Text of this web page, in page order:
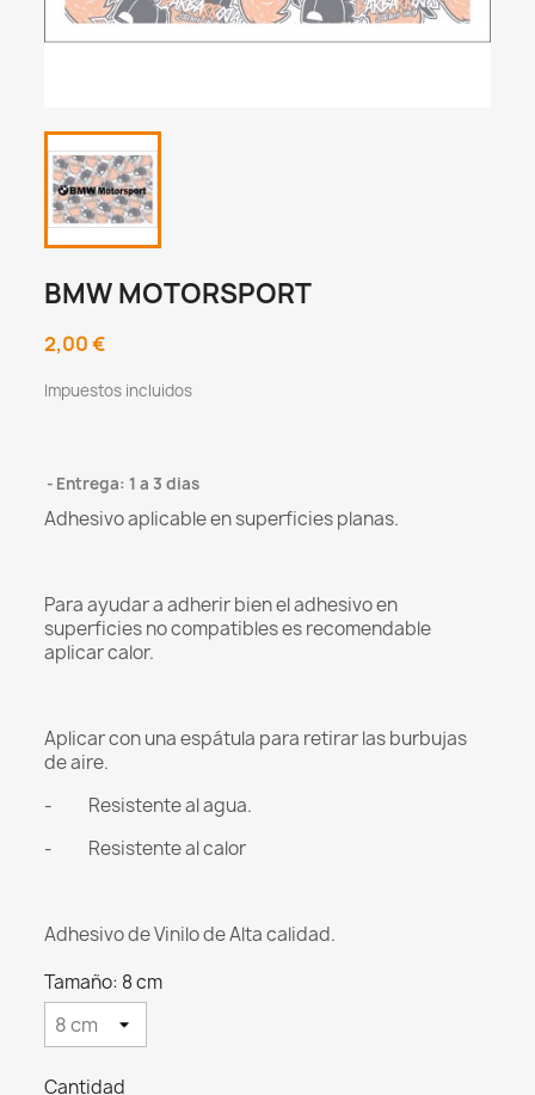
BMW MOTORSPORT
2,00 €
Impuestos incluidos
Entrega: 1 a 3 dias
Adhesivo aplicable en superficies planas.
Para ayudar a adherir bien el adhesivo en
superficies no compatibles es recomendable
aplicar calor.
Aplicar con una espátula para retirar las burbujas
de aire.
- Resistente al agua.
- Resistente al calor
Adhesivo de Vinilo de Alta calidad.
Tamaño: 8 cm
Cantidad